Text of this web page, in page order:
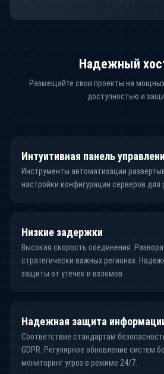
Надежный
Размещайте свои проекты на
доступностью и
Интуитивная панель
Инструменты автоматизации
настройки конфигурации серверов для
Низкие задержки
Высокая скорость соединения.
стратегически важных регионах.
защиты от утечек и взломов.
Надежная защита
Соответствие стандартам
GDPR. Регулярное обновление систем
мониторинг угроз в режиме 24/7.